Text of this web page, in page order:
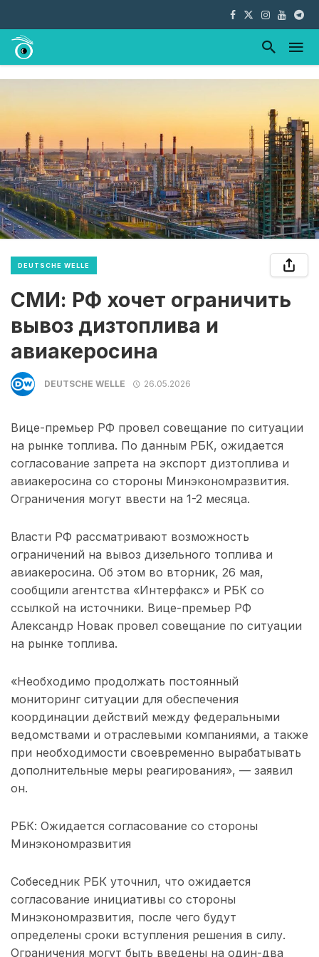
DEUTSCHE WELLE
СМИ: РФ хочет ограничить
вывоз дизтоплива и
авиакеросина
DEUTSCHE WELLE 26.05.2026
Вице-премьер РФ провел совещание по ситуации
на рынке топлива. По данным РБК, ожидается
согласование запрета на экспорт дизтоплива и
авиакеросина со стороны Минэкономразвития.
Ограничения могут ввести на 1-2 месяца.
Власти РФ рассматривают возможность
ограничений на вывоз дизельного топлива и
авиакеросина. Об этом во вторник, 26 мая,
сообщили агентства «Интерфакс» и РБК со
ссылкой на источники. Вице-премьер РФ
Александр Новак провел совещание по ситуации
на рынке топлива.
«Необходимо продолжать постоянный
мониторинг ситуации для обеспечения
координации действий между федеральными
ведомствами и отраслевыми компаниями, а также
при необходимости своевременно вырабатывать
дополнительные меры реагирования», — заявил
он.
РБК: Ожидается согласование со стороны
Минэкономразвития
Собеседник РБК уточнил, что ожидается
согласование инициативы со стороны
Минэкономразвития, после чего будут
определены сроки вступления решения в силу.
Ограничения могут быть введены на один-два